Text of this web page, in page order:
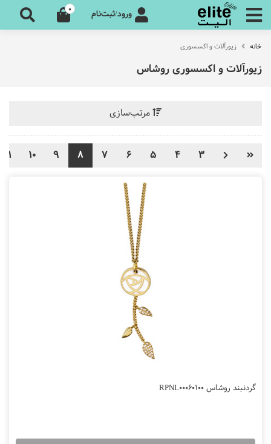
ورود/ثبت‌نام 0
خانه زیورآلات و اکسسوری
زیورآلات و اکسسوری روشاس
مرتب‌سازی
3
4
5
6
7
8
9
10
11
گردنبند روشاس RPNL00060100